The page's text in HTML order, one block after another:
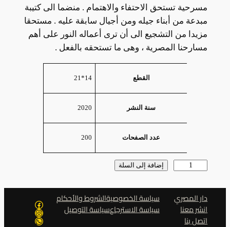
مسرحية تستحق الاحتفاء والاهتمام . منضما الى كتيبة
مبدعة من أبناء جيله ومن أجيال سابقة عليه . مستحقا
مزيدا من التشجيع الى أن ترى أعماله النور على أهم
مسارحنا المصرية ، وهى ما تستحقه بالفعل .
القطع
14*21
سنة النشر 2020
عدد الصفحات 200
كمية
مضرة
إضافة إلى السلة
دار المصري
انشر معنا
اتصل بنا
سياسة الخصوصيةالشروط والأحكام
سياسة الاسترجاعسياسة التوصيل
فيسبوك
إنستجرام
واتساب